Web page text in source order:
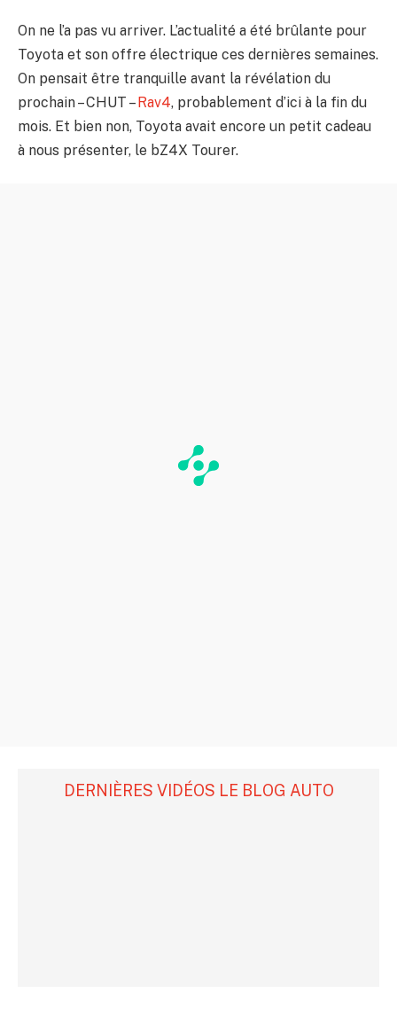
On ne l’a pas vu arriver. L’actualité a été brûlante pour
Toyota et son offre électrique ces dernières semaines.
On pensait être tranquille avant la révélation du
prochain – CHUT –Rav4, probablement d’ici à la fin du
mois. Et bien non, Toyota avait encore un petit cadeau
à nous présenter, le bZ4X Tourer.
DERNIÈRES VIDÉOS LE BLOG AUTO